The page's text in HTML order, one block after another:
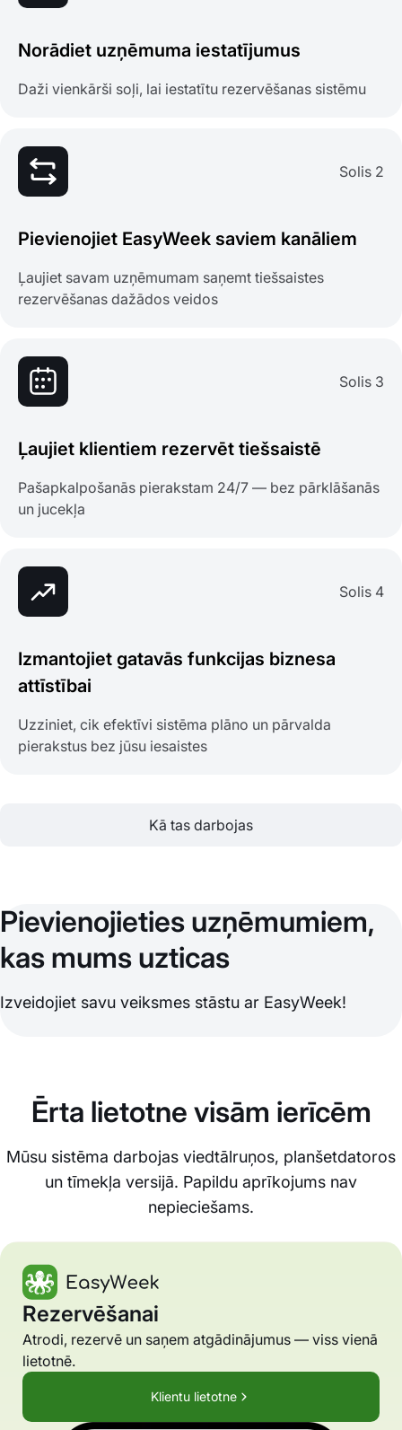
Norādiet uzņēmuma iestatījumus
Daži vienkārši soļi, lai iestatītu rezervēšanas sistēmu
Solis 2
Pievienojiet EasyWeek saviem kanāliem
Ļaujiet savam uzņēmumam saņemt tiešsaistes
rezervēšanas dažādos veidos
Solis 3
Ļaujiet klientiem rezervēt tiešsaistē
Pašapkalpošanās pierakstam 24/7 — bez pārklāšanās
un jucekļa
Solis 4
Izmantojiet gatavās funkcijas biznesa
attīstībai
Uzziniet, cik efektīvi sistēma plāno un pārvalda
pierakstus bez jūsu iesaistes
Kā tas darbojas
Pievienojieties uzņēmumiem,
kas mums uzticas
Izveidojiet savu veiksmes stāstu ar EasyWeek!
Ērta lietotne visām ierīcēm
Mūsu sistēma darbojas viedtālruņos, planšetdatoros
un tīmekļa versijā. Papildu aprīkojums nav
nepieciešams.
Rezervēšanai
Atrodi, rezervē un saņem atgādinājumus — viss vienā
lietotnē.
Klientu lietotne